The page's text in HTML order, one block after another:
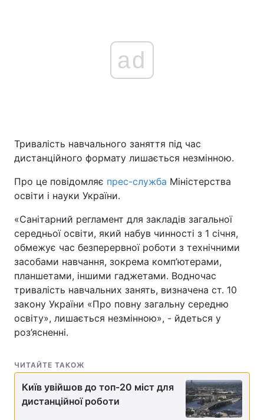
ad
Тривалість навчального заняття під час
дистанційного формату лишається незмінною.
Про це повідомляє прес-служба Міністерства
освіти і науки України.
«Санітарний регламент для закладів загальної
середньої освіти, який набув чинності з 1 січня,
обмежує час безперервної роботи з технічними
засобами навчання, зокрема комп’ютерами,
планшетами, іншими гаджетами. Водночас
тривалість навчальних занять, визначена ст. 10
закону України «Про повну загальну середню
освіту», лишається незмінною», - йдеться у
роз’ясненні.
ЧИТАЙТЕ ТАКОЖ
Київ увійшов до топ-20 міст для
дистанційної роботи